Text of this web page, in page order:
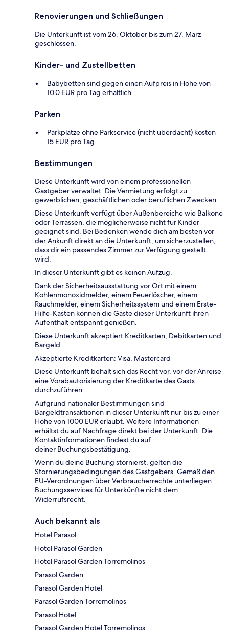
Renovierungen und Schließungen
Die Unterkunft ist vom 26. Oktober bis zum 27. März
geschlossen.
Kinder- und Zustellbetten
Babybetten sind gegen einen Aufpreis in Höhe von
10.0 EUR pro Tag erhältlich.
Parken
Parkplätze ohne Parkservice (nicht überdacht) kosten
15 EUR pro Tag.
Bestimmungen
Diese Unterkunft wird von einem professionellen
Gastgeber verwaltet. Die Vermietung erfolgt zu
gewerblichen, geschäftlichen oder beruflichen Zwecken.
Diese Unterkunft verfügt über Außenbereiche wie Balkone
oder Terrassen, die möglicherweise nicht für Kinder
geeignet sind. Bei Bedenken wende dich am besten vor
der Ankunft direkt an die Unterkunft, um sicherzustellen,
dass dir ein passendes Zimmer zur Verfügung gestellt
wird.
In dieser Unterkunft gibt es keinen Aufzug.
Dank der Sicherheitsausstattung vor Ort mit einem
Kohlenmonoxidmelder, einem Feuerlöscher, einem
Rauchmelder, einem Sicherheitssystem und einem Erste-
Hilfe-Kasten können die Gäste dieser Unterkunft ihren
Aufenthalt entspannt genießen.
Diese Unterkunft akzeptiert Kreditkarten, Debitkarten und
Bargeld.
Akzeptierte Kreditkarten: Visa, Mastercard
Diese Unterkunft behält sich das Recht vor, vor der Anreise
eine Vorabautorisierung der Kreditkarte des Gasts
durchzuführen.
Aufgrund nationaler Bestimmungen sind
Bargeldtransaktionen in dieser Unterkunft nur bis zu einer
Höhe von 1000 EUR erlaubt. Weitere Informationen
erhältst du auf Nachfrage direkt bei der Unterkunft. Die
Kontaktinformationen findest du auf
deiner Buchungsbestätigung.
Wenn du deine Buchung stornierst, gelten die
Stornierungsbedingungen des Gastgebers. Gemäß den
EU-Verordnungen über Verbraucherrechte unterliegen
Buchungsservices für Unterkünfte nicht dem
Widerrufsrecht.
Auch bekannt als
Hotel Parasol
Hotel Parasol Garden
Hotel Parasol Garden Torremolinos
Parasol Garden
Parasol Garden Hotel
Parasol Garden Torremolinos
Parasol Hotel
Parasol Garden Hotel Torremolinos